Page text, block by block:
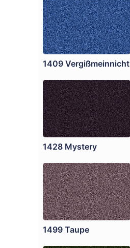
1409 Vergißmeinnicht
1428 Mystery
1499 Taupe